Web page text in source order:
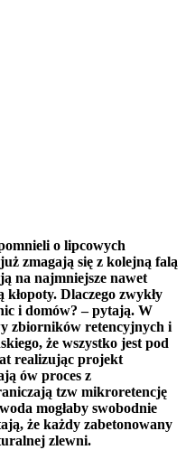
o lipcowych
zmagają się z kolejną falą
na najmniejsze nawet
Dlaczego zwykły
i domów? – pytają. W
zbiorników retencyjnych i
że wszystko jest pod
realizując projekt
ów proces z
tzw mikroretencję
mogłaby swobodnie
że każdy zabetonowany
zlewni.